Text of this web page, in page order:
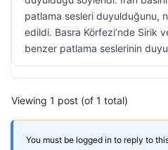
patlama sesleri duyulduğunu,
edildi. Basra Körfezi’nde Sirik
benzer patlama seslerinin
Viewing 1 post (of 1 total)
You must be logged in to reply to